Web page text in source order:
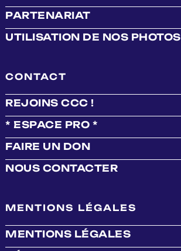
PARTENARIAT
UTILISATION DE NOS PHOTOS
CONTACT
REJOINS CCC !
* ESPACE PRO *
FAIRE UN DON
NOUS CONTACTER
MENTIONS LÉGALES
MENTIONS LÉGALES